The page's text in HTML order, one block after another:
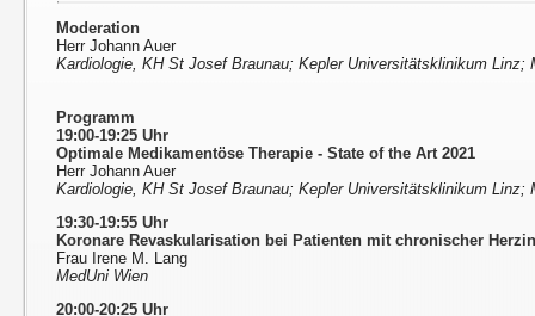
Moderation
Herr Johann Auer
Kardiologie, KH St Josef Braunau; Kepler Universitätsklinikum Linz;
Programm
19:00-19:25 Uhr
Optimale Medikamentöse Therapie - State of the Art 2021
Herr Johann Auer
Kardiologie, KH St Josef Braunau; Kepler Universitätsklinikum Linz;
19:30-19:55 Uhr
Koronare Revaskularisation bei Patienten mit chronischer
Frau Irene M. Lang
MedUni Wien
20:00-20:25 Uhr